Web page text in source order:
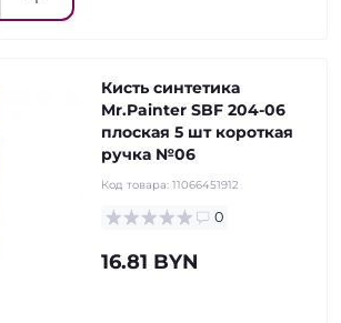
Кисть синтетика
Mr.Painter SBF 204-06
плоская 5 шт короткая
ручка №06
Код товара: 11066451912
0
16.81 BYN